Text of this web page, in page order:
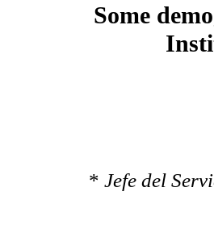
Some
* Jefe del